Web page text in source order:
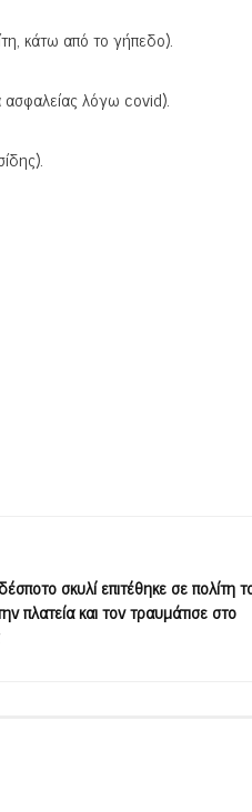
κάτω από το γήπεδο).
ασφαλείας λόγω covid).
σκυλί επιτέθηκε σε πολίτη
πλατεία και τον τραυμάτισε στο